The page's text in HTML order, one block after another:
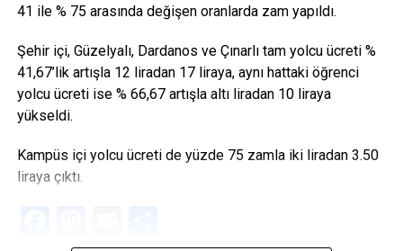
41 ile % 75 arasında değişen oranlarda zam yapıldı.
Şehir içi, Güzelyalı, Dardanos ve Çınarlı tam yolcu ücreti %
41,67’lik artışla 12 liradan 17 liraya, aynı hattaki öğrenci
yolcu ücreti ise % 66,67 artışla altı liradan 10 liraya
yükseldi.
Kampüs içi yolcu ücreti de yüzde 75 zamla iki liradan 3.50
liraya çıktı.